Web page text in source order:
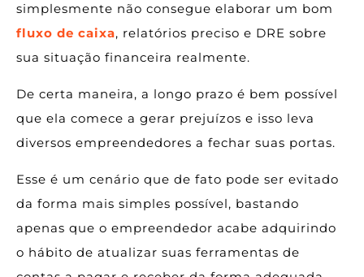
simplesmente não consegue elaborar um bom
fluxo de caixa, relatórios preciso e DRE sobre
sua situação financeira realmente.
De certa maneira, a longo prazo é bem possível
que ela comece a gerar prejuízos e isso leva
diversos empreendedores a fechar suas portas.
Esse é um cenário que de fato pode ser evitado
da forma mais simples possível, bastando
apenas que o empreendedor acabe adquirindo
o hábito de atualizar suas ferramentas de